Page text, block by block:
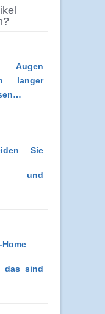
Augen
langer
Sie
und
Home
das sind